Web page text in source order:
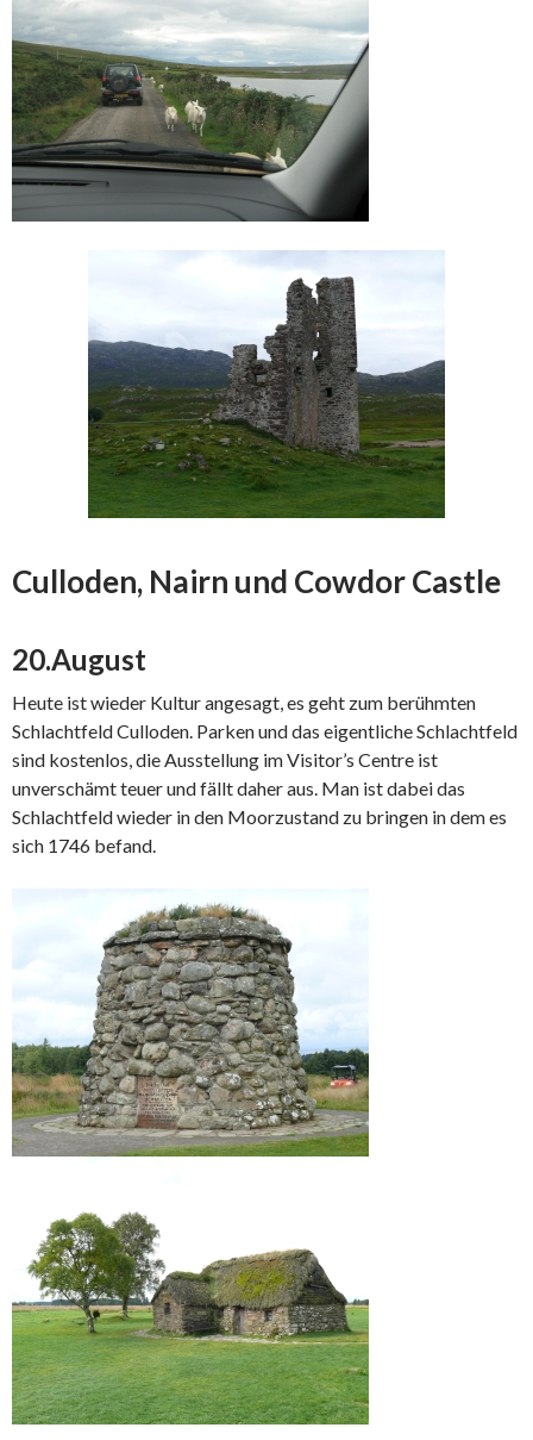
Culloden, Nairn und Cowdor Castle
20.August
Heute ist wieder Kultur angesagt, es geht zum berühmten
Schlachtfeld Culloden. Parken und das eigentliche Schlachtfeld
sind kostenlos, die Ausstellung im Visitor’s Centre ist
unverschämt teuer und fällt daher aus. Man ist dabei das
Schlachtfeld wieder in den Moorzustand zu bringen in dem es
sich 1746 befand.